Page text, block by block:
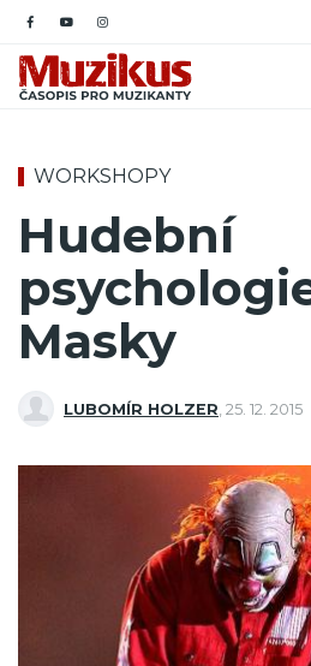
WORKSHOPY
Hudební
Masky
LUBOMÍR HOLZER 25. 12. 2015